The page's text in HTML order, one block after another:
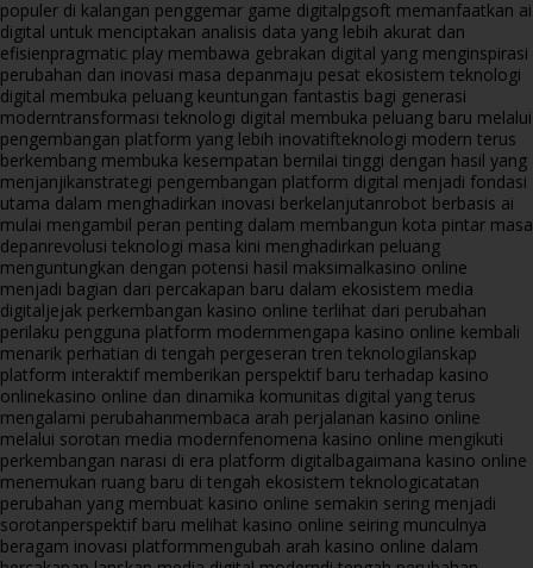
populer di kalangan penggemar game digitalpgsoft memanfaatkan ai
digital untuk menciptakan analisis data yang lebih akurat dan
efisienpragmatic play membawa gebrakan digital yang menginspirasi
perubahan dan inovasi masa depanmaju pesat ekosistem teknologi
digital membuka peluang keuntungan fantastis bagi generasi
moderntransformasi teknologi digital membuka peluang baru melalui
pengembangan platform yang lebih inovatifteknologi modern terus
berkembang membuka kesempatan bernilai tinggi dengan hasil yang
menjanjikanstrategi pengembangan platform digital menjadi fondasi
utama dalam menghadirkan inovasi berkelanjutanrobot berbasis ai
mulai mengambil peran penting dalam membangun kota pintar masa
depanrevolusi teknologi masa kini menghadirkan peluang
menguntungkan dengan potensi hasil maksimalkasino online
menjadi bagian dari percakapan baru dalam ekosistem media
digitaljejak perkembangan kasino online terlihat dari perubahan
perilaku pengguna platform modernmengapa kasino online kembali
menarik perhatian di tengah pergeseran tren teknologilanskap
platform interaktif memberikan perspektif baru terhadap kasino
onlinekasino online dan dinamika komunitas digital yang terus
mengalami perubahanmembaca arah perjalanan kasino online
melalui sorotan media modernfenomena kasino online mengikuti
perkembangan narasi di era platform digitalbagaimana kasino online
menemukan ruang baru di tengah ekosistem teknologicatatan
perubahan yang membuat kasino online semakin sering menjadi
sorotanperspektif baru melihat kasino online seiring munculnya
beragam inovasi platformmengubah arah kasino online dalam